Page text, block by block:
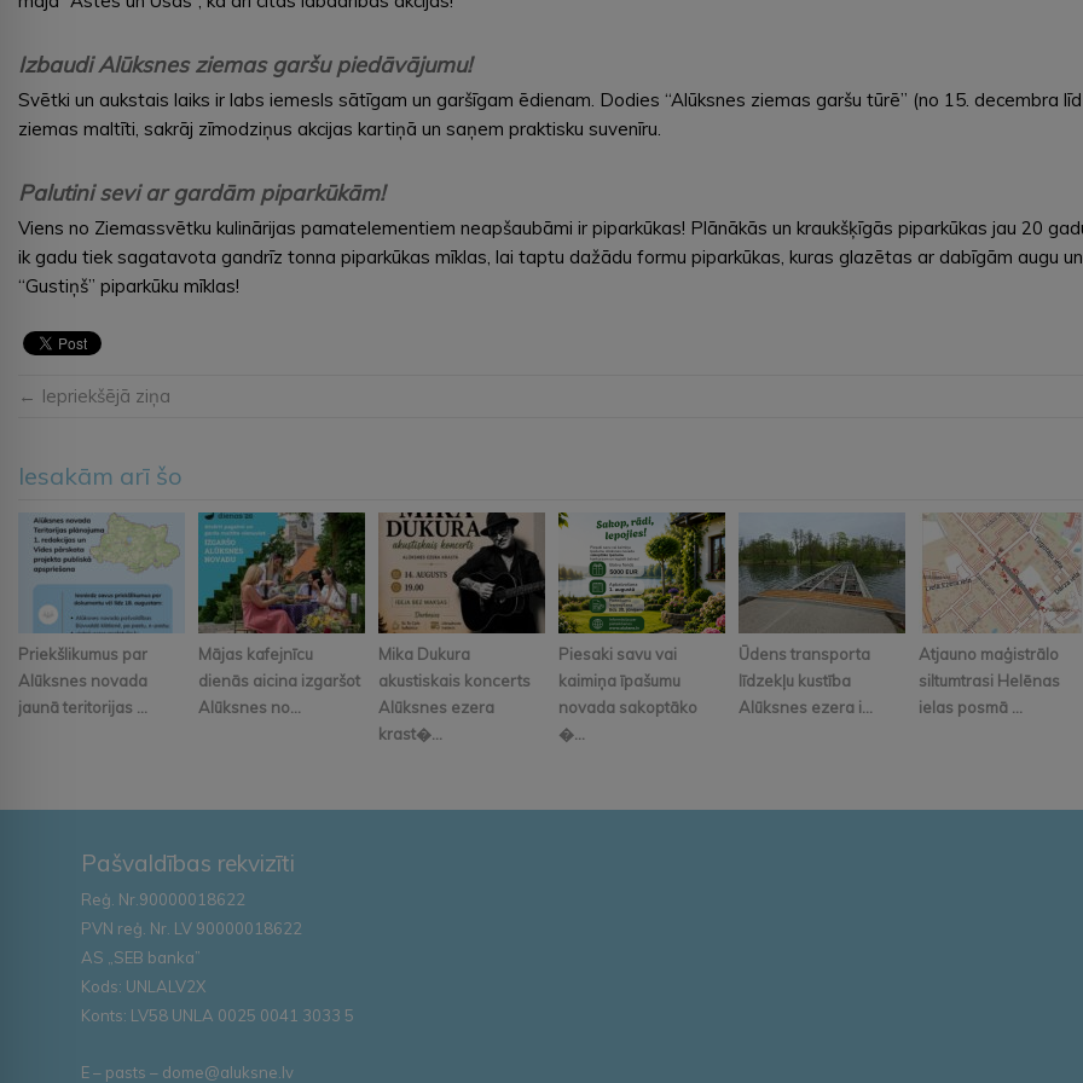
Izbaudi Alūksnes ziemas garšu piedāvājumu!
Svētki un aukstais laiks ir labs iemesls sātīgam un garšīgam ēdienam. Dodies “Alūksnes ziemas garšu tūrē” (no 15. decembra
ziemas maltīti, sakrāj zīmodziņus akcijas kartiņā un saņem praktisku suvenīru.
Palutini sevi ar gardām piparkūkām!
Viens no Ziemassvētku kulinārijas pamatelementiem neapšaubāmi ir piparkūkas! Plānākās un kraukšķīgās piparkūkas jau 20
ik gadu tiek sagatavota gandrīz tonna piparkūkas mīklas, lai taptu dažādu formu piparkūkas, kuras glazētas ar dabīgām augu
“Gustiņš” piparkūku mīklas!
← Iepriekšējā ziņa
Iesakām arī šo
Priekšlikumus par
Alūksnes novada
jaunā teritorijas ...
Mājas kafejnīcu
dienās aicina izgaršot
Alūksnes no...
Mika Dukura
akustiskais koncerts
Alūksnes ezera
krast�...
Piesaki savu vai
kaimiņa īpašumu
novada sakoptāko
�...
Ūdens transporta
līdzekļu kustība
Alūksnes ezera i...
Atjauno maģistrālo
siltumtrasi Helēnas
ielas posmā ...
Pašvaldības rekvizīti
Reģ. Nr.90000018622
PVN reģ. Nr. LV 90000018622
AS „SEB banka”
Kods: UNLALV2X
Konts: LV58 UNLA 0025 0041 3033 5
E – pasts – dome@aluksne.lv